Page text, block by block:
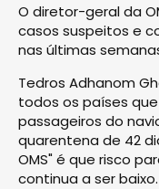
O diretor-geral da
casos suspeitos e
nas últimas
Tedros Adhanom
todos os países
passageiros do
quarentena de 42
OMS" é que risco
continua a ser baixo.